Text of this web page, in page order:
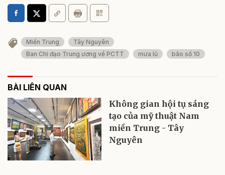
Miền Trung
Tây Nguyên
Ban Chỉ đạo Trung ương về PCTT
mưa lũ bão số 10
BÀI LIÊN QUAN
Không gian hội tụ sáng
tạo của mỹ thuật Nam
miền Trung - Tây
Nguyên